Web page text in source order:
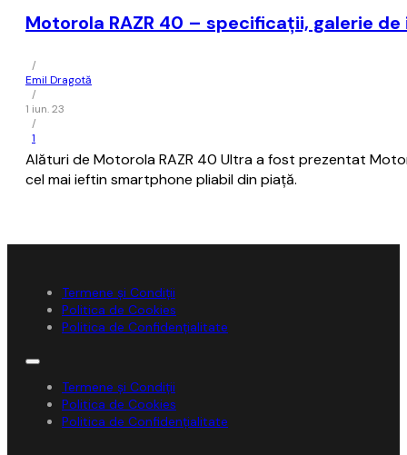
Motorola RAZR 40 – specificații, galerie
/
Emil Dragotă
/
1 iun. 23
/
1
Alături de Motorola RAZR 40 Ultra a fost prezentat
cel mai ieftin smartphone pliabil din piață.
Termene și Condiții
Politica de Cookies
Politica de Confidențialitate
Termene și Condiții
Politica de Cookies
Politica de Confidențialitate